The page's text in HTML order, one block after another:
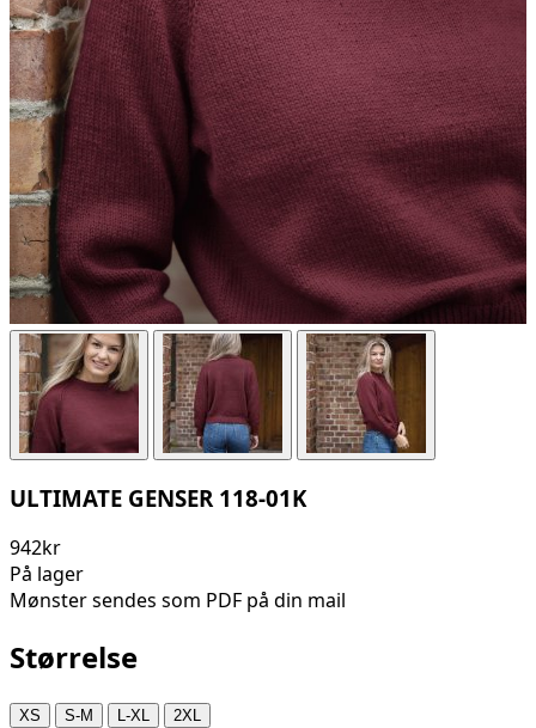
ULTIMATE GENSER 118-01K
942kr
På lager
Mønster sendes som PDF på din mail
Størrelse
XS S-M L-XL 2XL